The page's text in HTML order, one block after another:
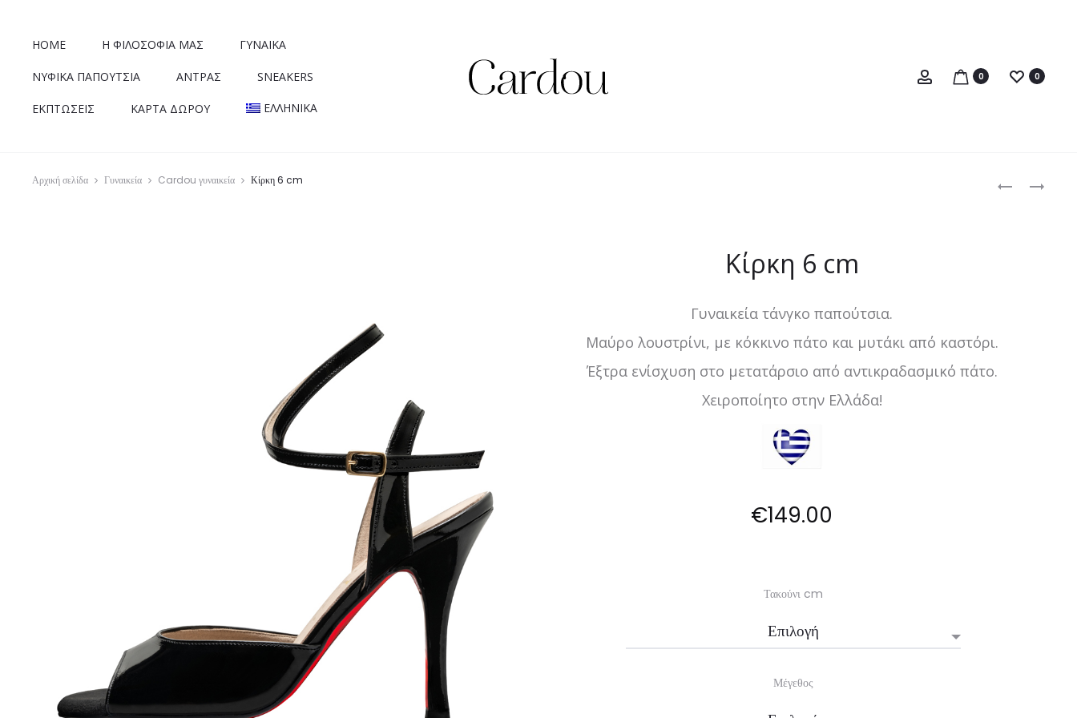
HOME Η ΦΙΛΟΣΟΦΊΑ ΜΑΣ ΓΥΝΑΙΚΑ
ΝΥΦΙΚΆ ΠΑΠΟΎΤΣΙΑ ΑΝΤΡΑΣ SNEAKERS
ΕΚΠΤΏΣΕΙΣ ΚΆΡΤΑ ΔΏΡΟΥ ΕΛΛΗΝΙΚΑ
Account
0 0
Αρχική σελίδα Γυναικεία Cardou γυναικεία Κίρκη 6 cm
Κίρκη 6 cm
Γυναικεία τάνγκο παπούτσια.
Μαύρο λουστρίνι, με κόκκινο πάτο και μυτάκι από καστόρι.
Έξτρα ενίσχυση στο μετατάρσιο από αντικραδασμικό πάτο.
Χειροποίητο στην Ελλάδα!
€149.00
Τακούνι cm
Μέγεθος